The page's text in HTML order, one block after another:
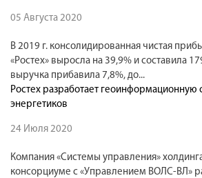
05 Августа 2020
В 2019 г. консолидированная чистая
«Ростех» выросла на 39,9% и составила
выручка прибавила 7,8%, до...
Ростех разработает геоинформационную
энергетиков
24 Июля 2020
Компания «Системы управления»
консорциуме с «Управлением ВОЛС-ВЛ»